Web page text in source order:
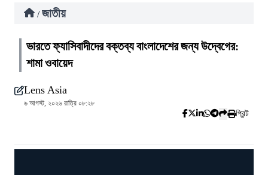
/ জাতীয়
ভারতে ফ্যাসিবাদীদের বক্তব্য বাংলাদেশের জন্য উদ্বেগের:
শামা ওবায়েদ
Lens Asia
৬ আগস্ট, ২০২৬ রাত্রি ০৮:২৮
প্রিন্ট